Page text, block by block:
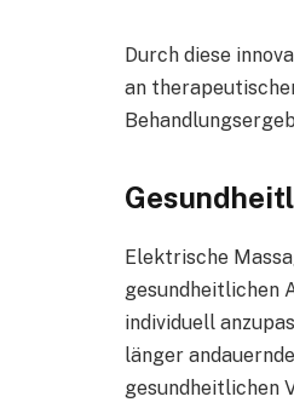
Durch diese
an
Elektrische
gesundheitlichen
individuell
länger
gesundheitlichen